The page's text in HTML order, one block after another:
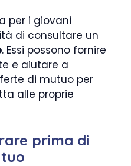
per i giovani
di consultare un
. Essi possono fornire
e aiutare a
di mutuo per
alle proprie
prima di